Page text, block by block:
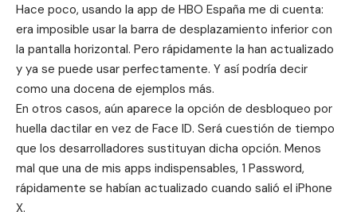
Hace poco, usando la app de HBO España me di cuenta:
era imposible usar la barra de desplazamiento inferior con
la pantalla horizontal. Pero rápidamente la han actualizado
y ya se puede usar perfectamente. Y así podría decir
como una docena de ejemplos más.
En otros casos, aún aparece la opción de desbloqueo por
huella dactilar en vez de Face ID. Será cuestión de tiempo
que los desarrolladores sustituyan dicha opción. Menos
mal que una de mis apps indispensables, 1 Password,
rápidamente se habían actualizado cuando salió el iPhone
X.